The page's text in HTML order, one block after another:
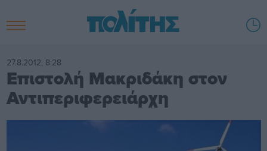
27.8.2012, 8:28
Επιστολή Μακριδάκη στον
Αντιπεριφερειάρχη